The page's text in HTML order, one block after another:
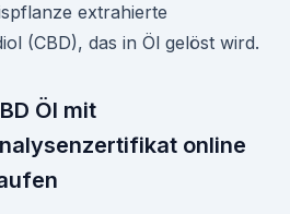
extrahierte
(CBD), das in Öl gelöst wird.
Öl mit
online